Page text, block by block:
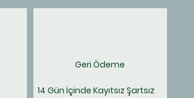
Geri Ödeme
14 Gün İçinde Kayıtsız Şartsız